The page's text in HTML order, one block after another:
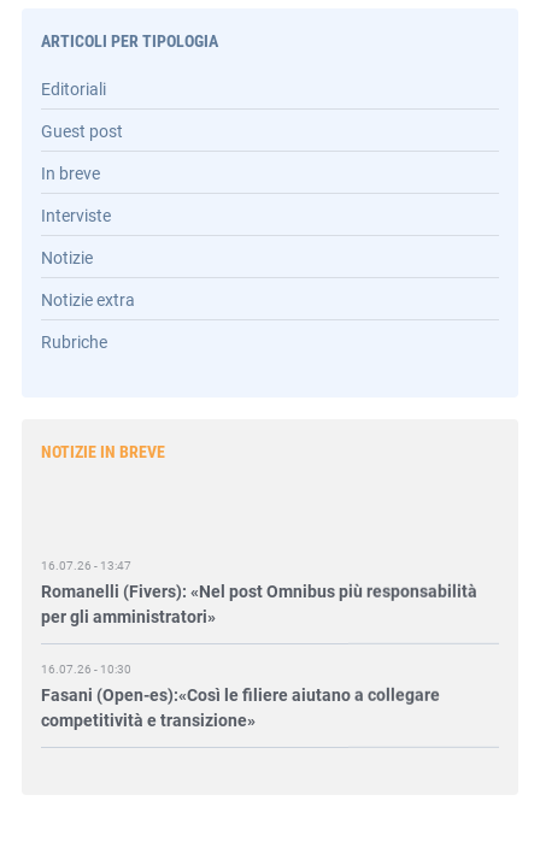
ARTICOLI PER TIPOLOGIA
Editoriali
Guest post
In breve
Interviste
Notizie
Notizie extra
Rubriche
NOTIZIE IN BREVE
Romanelli (Fivers): «Nel post Omnibus più responsabilità
per gli amministratori»
Fasani (Open-es):«Così le filiere aiutano a collegare
competitività e transizione»